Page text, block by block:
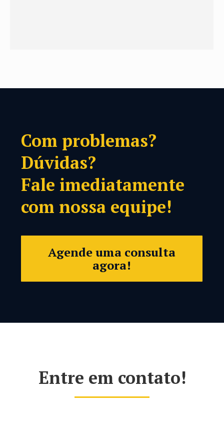
Com problemas?
Dúvidas?
Fale imediatamente
com nossa equipe!
Agende uma consulta
agora!
Entre em contato!